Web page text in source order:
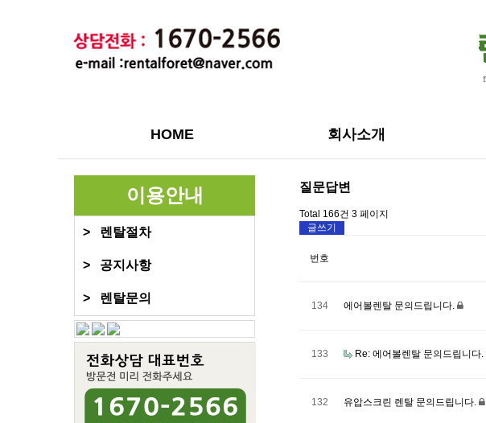
HOME 회사소개
하위분류
질문답변
Total 166건 3 페이지
글쓰기
번호
134 에어볼렌탈 문의드립니다.
133 Re: 에어볼렌탈 문의드립니다.
132 유압스크린 렌탈 문의드립니다.
이용안내
> 렌탈절차
> 공지사항
> 렌탈문의